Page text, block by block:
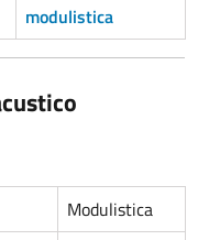
modulistica
Modulistica